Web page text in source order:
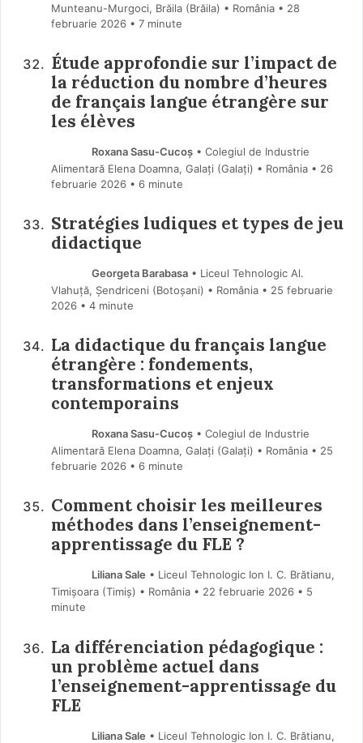
Munteanu-Murgoci, Brăila (Brăila) • România
28
februarie 2026 • 7 minute
Étude approfondie sur l’impact de
la réduction du nombre d’heures
de français langue étrangère sur
les élèves
Roxana Sasu-Cucoș• Colegiul de Industrie
Alimentară Elena Doamna, Galați (Galaţi) • România
26
februarie 2026 • 6 minute
Stratégies ludiques et types de jeu
didactique
Georgeta Barabasa• Liceul Tehnologic Al.
Vlahuță, Șendriceni (Botoşani) • România
25 februarie
2026 • 4 minute
La didactique du français langue
étrangère : fondements,
transformations et enjeux
contemporains
Roxana Sasu-Cucoș• Colegiul de Industrie
Alimentară Elena Doamna, Galați (Galaţi) • România
25
februarie 2026 • 6 minute
Comment choisir les meilleures
méthodes dans l’enseignement-
apprentissage du FLE ?
Liliana Sale • Liceul Tehnologic Ion I. C. Brătianu,
Timișoara (Timiş) • România
22 februarie 2026 • 5
minute
La différenciation pédagogique :
un problème actuel dans
l’enseignement-apprentissage du
FLE
Liliana Sale • Liceul Tehnologic Ion I. C. Brătianu,